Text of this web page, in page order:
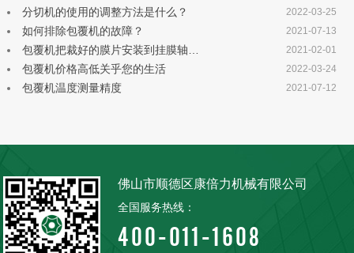
分切机的使用的调整方法是什么？ 2022-03-25
如何排除包覆机的故障？ 2021-07-13
包覆机把裁好的膜片安装到挂膜轴… 2021-02-01
包覆机价格高低关乎您的生活 2022-03-24
包覆机温度测量精度 2021-07-12
佛山市顺德区康倍力机械有限公司
全国服务热线：
400-011-1608